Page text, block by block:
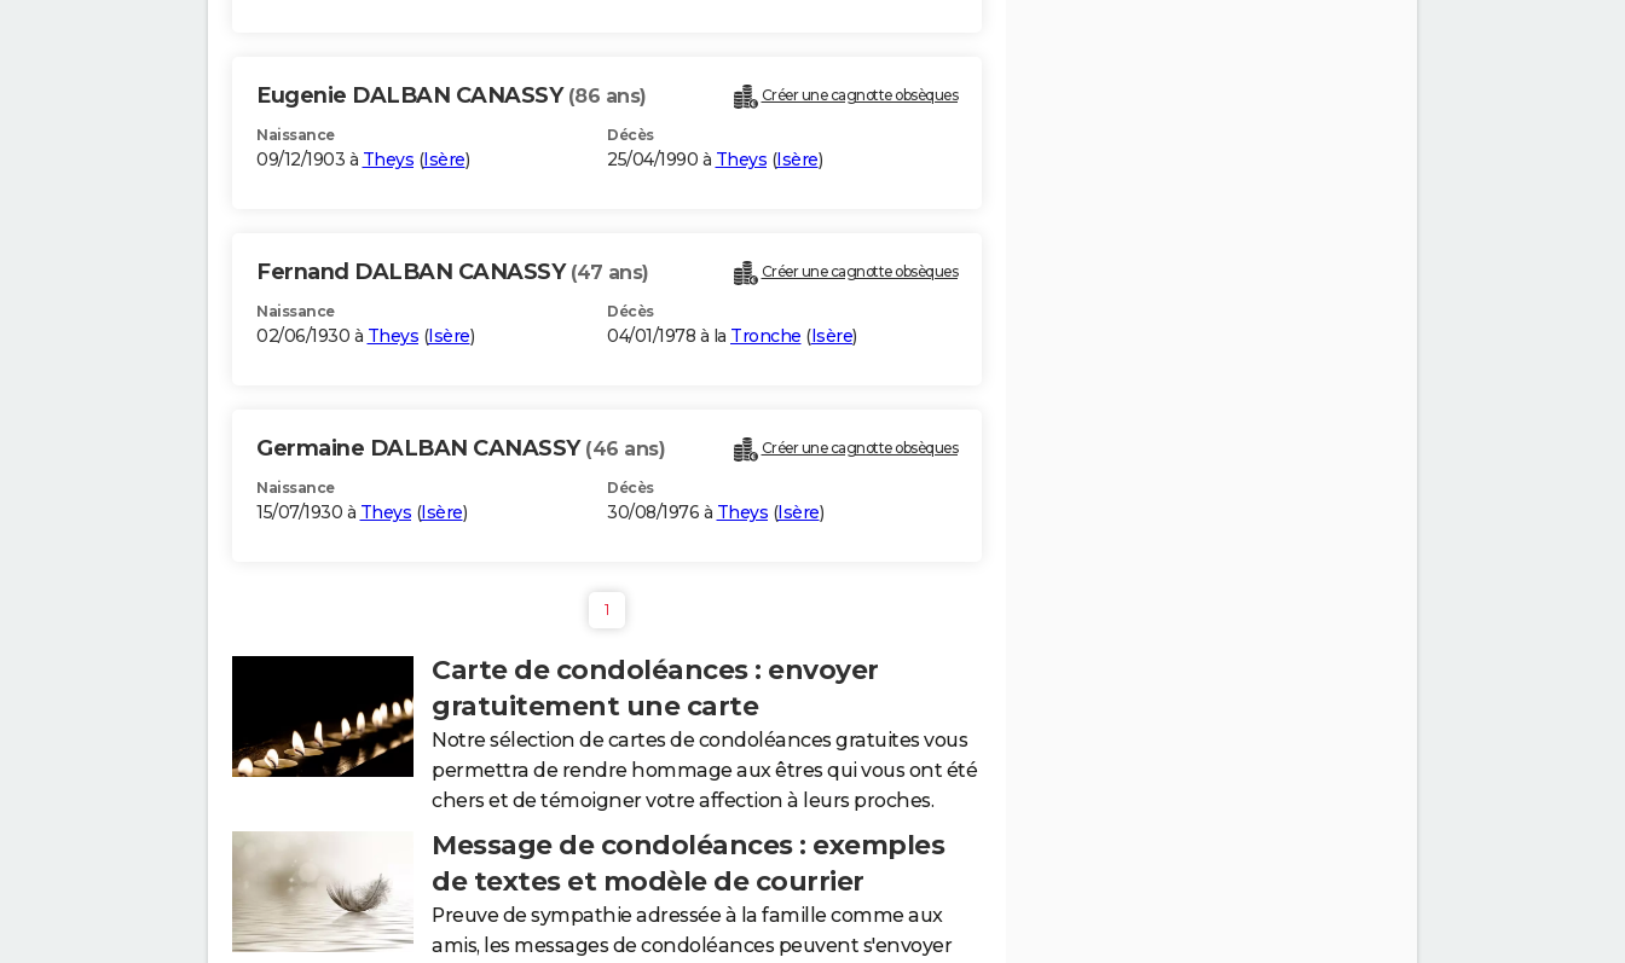
Eugenie DALBAN CANASSY (86 ans) Créer une cagnotte obsèques
Naissance
09/12/1903 à Theys (Isère)
Décès
25/04/1990 à Theys (Isère)
Fernand DALBAN CANASSY (47 ans) Créer une cagnotte obsèques
Naissance
02/06/1930 à Theys (Isère)
Décès
04/01/1978 à la Tronche (Isère)
Germaine DALBAN CANASSY (46 ans) Créer une cagnotte obsèques
Naissance
15/07/1930 à Theys (Isère)
Décès
30/08/1976 à Theys (Isère)
1
Carte de condoléances : envoyer
gratuitement une carte
Notre sélection de cartes de condoléances gratuites vous
permettra de rendre hommage aux êtres qui vous ont été
chers et de témoigner votre affection à leurs proches.
Message de condoléances : exemples
de textes et modèle de courrier
Preuve de sympathie adressée à la famille comme aux
amis, les messages de condoléances peuvent s'envoyer